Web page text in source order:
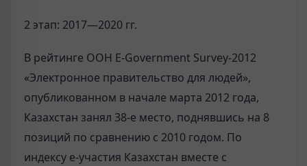
2 этап: 2017—2020 гг.
В рейтинге ООН Е-Government Survey-2012
«Электронное правительство для людей»,
опубликованном в начале марта 2012 года,
Казахстан занял 38-е место, поднявшись на 8
позиций по сравнению с 2010 годом. По
индексу е-участия Казахстан вместе с